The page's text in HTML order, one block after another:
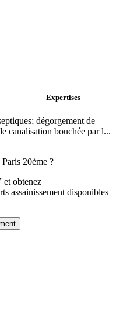
Expertises
dégorgement de
canalisation bouchée par l...
20ème ?
obtenez
assainissement disponibles